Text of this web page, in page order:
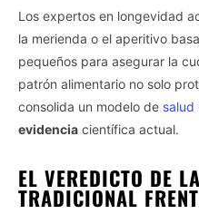
Los expertos en longevidad
la merienda o el aperitivo
pequeños para asegurar la
patrón alimentario no solo
consolida un modelo de salud
evidencia científica actual.
EL VEREDICTO DE
TRADICIONAL